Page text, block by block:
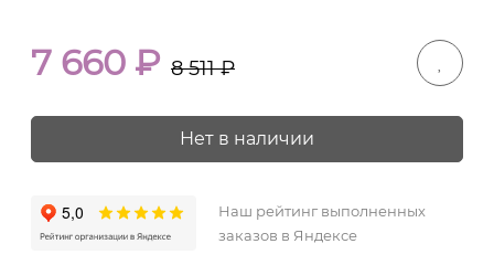
7 660 ₽ 8 511₽
Нет в наличии
Наш рейтинг выполненных
заказов в Яндексе